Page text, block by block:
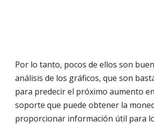
Por lo tanto, pocos de ellos son
análisis de los gráficos, que son
para predecir el próximo aumento
soporte que puede obtener la
proporcionar información útil para